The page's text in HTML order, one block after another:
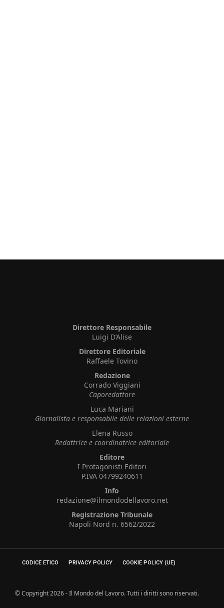
Direttore Responsabile
Luigi D’Alise
Direttore Editoriale
Raffaele Tovino
Redazione
Corrado Viggiani
Caporedattore
Luca Mariani
Giornalista e responsabile delle relazioni esterne
Elena Russo
Redattrice e coordinatrice editoriale
Editore
I Protagonisti Editori
P.IVA 04799240611
Info
redazione@ilmondodellavoro.net
Registrazione Tribunale
Napoli Nord n. 6562/2022
CODICE ETICO PRIVACY POLICY COOKIE POLICY (UE)
© Copyright 2026 - Il Mondo del Lavoro. Tutti i diritti sono riservati.